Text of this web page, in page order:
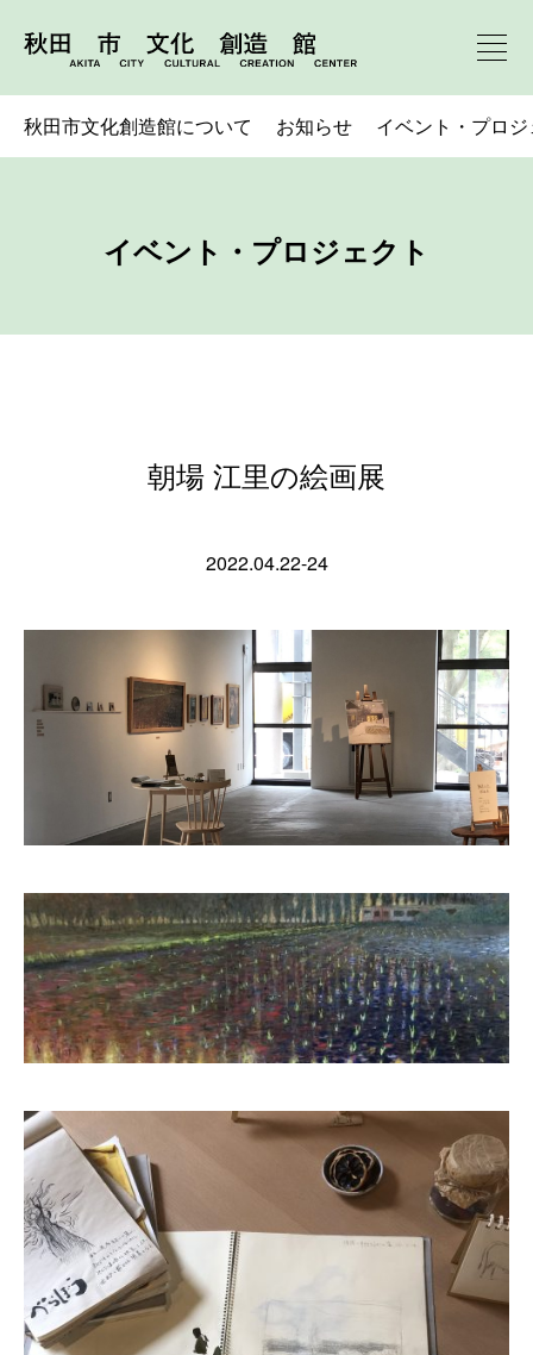
秋田市文化創造館について お知らせ イベント・プロ
イベント・プロジェクト
朝場 江里の絵画展
2022.04.22-24